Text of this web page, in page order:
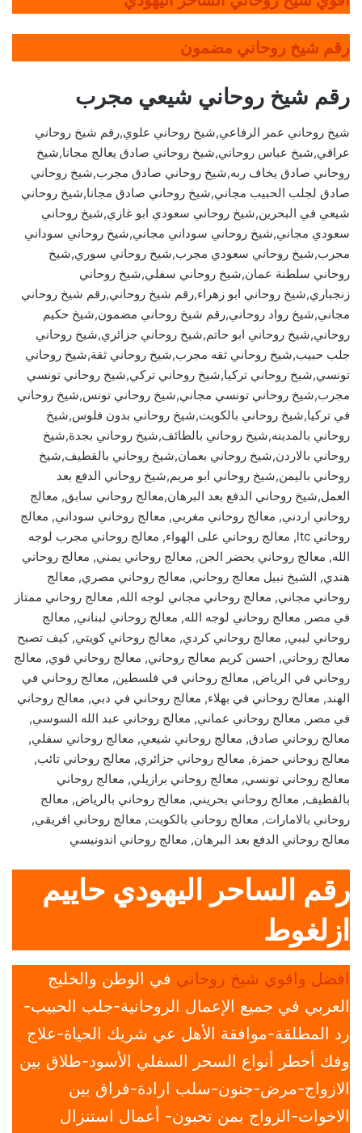
رقم شيخ روحاني مضمون
رقم شيخ روحاني شيعي مجرب
شيخ روحاني عمر الرفاعي,شيخ روحاني علوي,رقم شيخ روحاني
عراقي,شيخ عباس روحاني,شيخ روحاني صادق يعالج مجانا,شيخ
روحاني صادق يخاف ربه,شيخ روحاني صادق مجرب,شيخ روحاني
صادق لجلب الحبيب مجاني,شيخ روحاني صادق مجانا,شيخ روحاني
شيعي في البحرين,شيخ روحاني سعودي ابو غازي,شيخ روحاني
سعودي مجاني,شيخ روحاني سوداني مجاني,شيخ روحاني سوداني
مجرب,شيخ روحاني سعودي مجرب,شيخ روحاني سوري,شيخ
روحاني سلطنة عمان,شيخ روحاني سفلي,شيخ روحاني
زنجباري,شيخ روحاني ابو زهراء,رقم شيخ روحاني,رقم شيخ روحاني
مجاني,شيخ رواد روحاني,رقم شيخ روحاني مضمون,شيخ حكيم
روحاني,شيخ روحاني ابو حاتم,شيخ روحاني جزائري,شيخ روحاني
جلب حبيب,شيخ روحاني ثقه مجرب,شيخ روحاني ثقة,شيخ روحاني
تونسي,شيخ روحاني تركيا,شيخ روحاني تركي,شيخ روحاني تونسي
مجرب,شيخ روحاني تونسي مجاني,شيخ روحاني تونس,شيخ روحاني
في تركيا,شيخ روحاني بالكويت,شيخ روحاني بدون فلوس,شيخ
روحاني بالمدينه,شيخ روحاني بالطائف,شيخ روحاني بجدة,شيخ
روحاني بالاردن,شيخ روحاني بعمان,شيخ روحاني بالقطيف,شيخ
روحاني باليمن,شيخ روحاني ابو مريم,شيخ روحاني الدفع بعد
العمل,شيخ روحاني الدفع بعد البرهان,معالج روحاني سابق, معالج
روحاني اردني, معالج روحاني مغربي, معالج روحاني سوداني, معالج
روحاني ltc, معالج روحاني على الهواء, معالج روحاني مجرب لوجه
الله, معالج روحاني يحضر الجن, معالج روحاني يمني, معالج روحاني
هندي, الشيخ نبيل معالج روحاني, معالج روحاني مصري, معالج
روحاني مجاني, معالج روحاني مجاني لوجه الله, معالج روحاني ممتاز
في مصر, معالج روحاني لوجه الله, معالج روحاني لبناني, معالج
روحاني ليبي, معالج روحاني كردي, معالج روحاني كويتي, كيف تصبح
معالج روحاني, احسن كريم معالج روحاني, معالج روحاني قوي, معالج
روحاني في الرياض, معالج روحاني في فلسطين, معالج روحاني في
الهند, معالج روحاني في بهلاء, معالج روحاني في دبي, معالج روحاني
في مصر, معالج روحاني عماني, معالج روحاني عبد الله السوسي,
معالج روحاني صادق, معالج روحاني شيعي, معالج روحاني سفلي,
معالج روحاني حمزة, معالج روحاني جزائري, معالج روحاني تائب,
معالج روحاني تونسي, معالج روحاني برازيلي, معالج روحاني
بالقطيف, معالج روحاني بحريني, معالج روحاني بالرياض, معالج
روحاني بالامارات, معالج روحاني بالكويت, معالج روحاني افريقي,
معالج روحاني الدفع بعد البرهان, معالج روحاني اندونيسي
رقم الساحر اليهودي حاييم
ازلغوط
افضل واقوي شيخ روحاني في الوطن والخليج
العربي في جميع الإعمال الروحانية-جلب الحبيب-
رد المطلقة-موافقة الأهل عي شريك الحياة-علاج
وفك أخطر أنواع السحر السفلي الأسود-طلاق بين
الازواج-مرض-جنون-سلب ارادة-فراق بين
الاخوات-الزواج بمن تحبون- أعمال استنزال